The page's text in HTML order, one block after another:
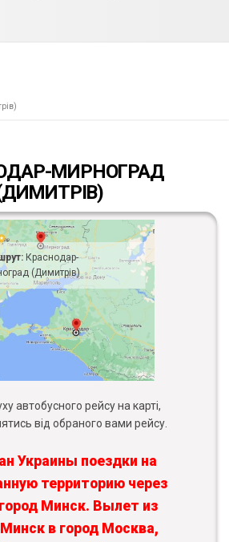
МИРНОГРАД
Краснодар-
(Димитрів)
автобусного рейсу на карті,
від обраного вами рейсу.
Украины поездки на
территорию через
Минск. Вылет из
в город Москва,